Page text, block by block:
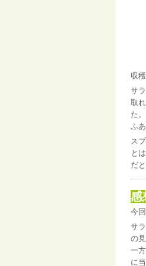
収
サ
取
た。
ふ
ス
と
だ
感
今
サ
の
一
に